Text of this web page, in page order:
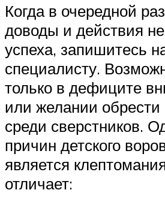
Когда в очередной
доводы и действия
успеха, запишитесь
специалисту.
только в дефиците
или желании обрести
среди сверстников.
причин детского
является
отличает: